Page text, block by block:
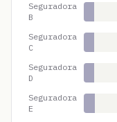
Seguradora
B
Seguradora
C
Seguradora
D
Seguradora
E